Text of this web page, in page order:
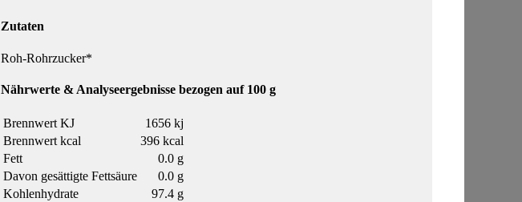
Zutaten
Roh-Rohrzucker*
Nährwerte & Analyseergebnisse bezogen auf 100 g
Brennwert KJ
1656 kj
Brennwert kcal
396 kcal
Fett
0.0 g
Davon gesättigte Fettsäure
0.0 g
Kohlenhydrate
97.4 g